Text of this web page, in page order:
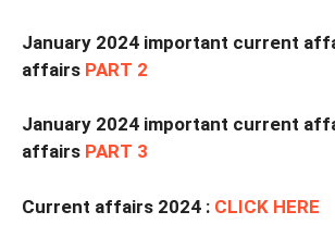
January 2024 important current
affairs PART 2
January 2024 important current
affairs PART 3
Current affairs 2024 : CLICK HERE